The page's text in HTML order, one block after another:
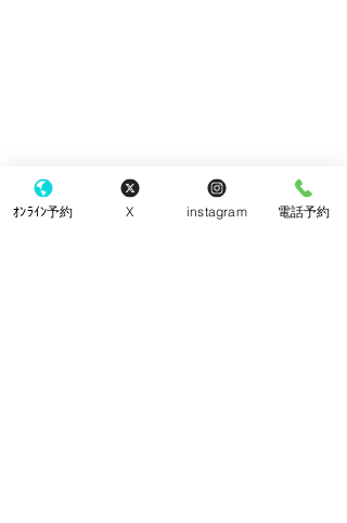
ｵﾝﾗｲﾝ予約 X instagram 電話予約